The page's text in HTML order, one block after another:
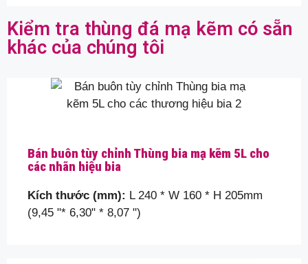
Kiểm tra thùng đá mạ kẽm có sẵn
khác của chúng tôi
Bán buôn tùy chỉnh Thùng bia mạ kẽm 5L cho
các nhãn hiệu bia
Kích thước (mm): L 240 * W 160 * H 205mm
(9,45 "* 6,30" * 8,07 ")